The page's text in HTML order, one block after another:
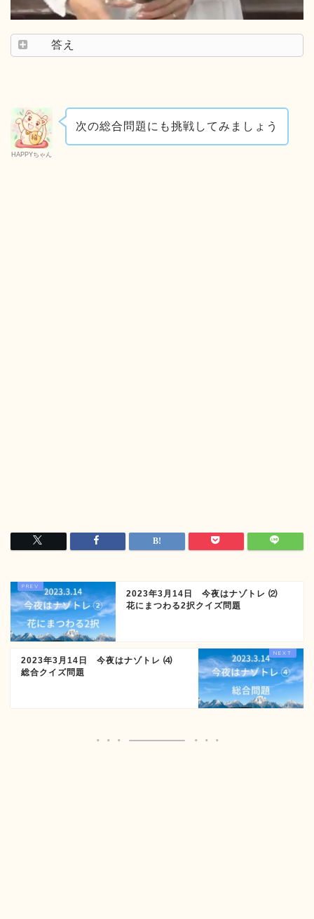
答え
HAPPYちゃん
次の総合問題にも挑戦してみましょう
2023年3月14日 今夜はナゾトレ ⑵
花にまつわる2択クイズ問題
2023年3月14日 今夜はナゾトレ ⑷
総合クイズ問題